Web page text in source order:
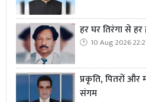
हर घर तिरंगा से
10 Aug 2026
प्रकृति, पितरों
संगम